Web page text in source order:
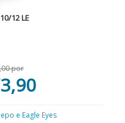
12 LE
por
e Eagle Eyes